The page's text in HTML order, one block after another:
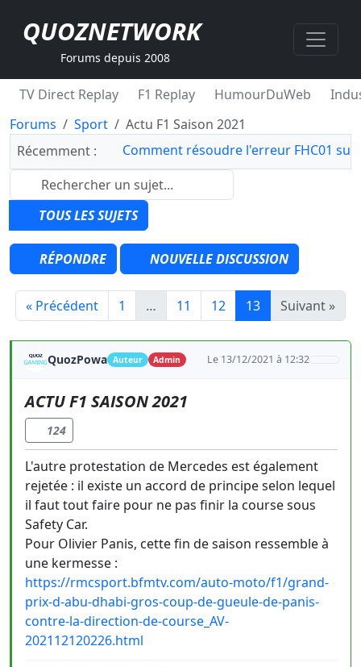
QUOZNETWORK
Forums depuis 2008
TV Direct Replay F1 Replay HumourDuWeb
Forums
Sport
Actu F1 Saison 2021
Récemment :
Comment résoudre l'erreur FHC01 sur
TOUS LES SUJETS
RÉPONDRE NOUVELLE DISCUSSION
« Précédent 1 … 11 12 13 Suivant »
QuozPowa Auteur Admin Le 13/12/2021 à 12:32
ACTU F1 SAISON 2021
124
L'autre protestation de Mercedes est également
rejetée : il existe un accord de principe selon lequel
il faut tout faire pour ne pas finir la course sous
Safety Car.
Pour Olivier Panis, cette fin de saison ressemble à
une kermesse :
https://rmcsport.bfmtv.com/auto-moto/f1/grand-
prix-d-abu-dhabi-gros-coup-de-gueule-de-panis-
contre-la-direction-de-course_AV-
202112120226.html